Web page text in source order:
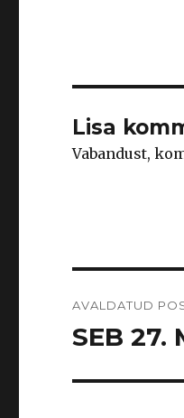
Lisa
Vabandust,
AVALDATUD
SEB 27.